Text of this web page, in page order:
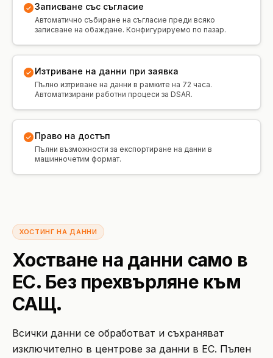
ПРОФЕСИОНАЛНИ
Данъчен консултант
Погребално бюро
Агенция
Недвижими имоти
Застраховане
SaaS
23 индустрии →
Записване със съгласие
Автоматично събиране на съгласие преди всяко
записване на обаждане. Конфигурируемо по пазар.
Изтриване на данни при заявка
Пълно изтриване на данни в рамките на 72 часа.
Автоматизирани работни процеси за DSAR.
Право на достъп
Пълни възможности за експортиране на данни в
машинночетим формат.
ХОСТИНГ НА ДАННИ
Хостване на данни само в
ЕС. Без прехвърляне към
САЩ.
Всички данни се обработват и съхраняват
изключително в центрове за данни в ЕС. Пълен